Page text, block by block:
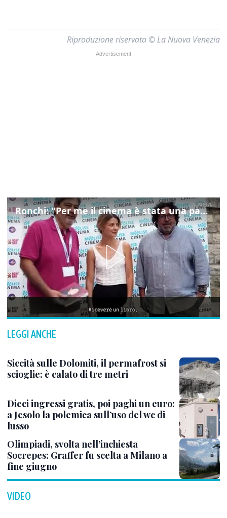
Riproduzione riservata © La Nuova Venezia
Ronchi: "Per me il cinema è stata una passione, monografia dedicata è un bel regalo"
LEGGI ANCHE
Siccità sulle Dolomiti, il permafrost si
scioglie: è calato di tre metri
Dieci ingressi gratis, poi paghi un euro:
a Jesolo la polemica sull’uso del wc di
lusso
Olimpiadi, svolta nell’inchiesta
Socrepes: Graffer fu scelta a Milano a
fine giugno
VIDEO